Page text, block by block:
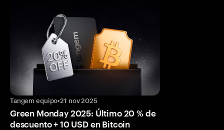
Tangem equipo•21 nov 2025
Green Monday 2025: Último 20 % de
descuento + 10 USD en Bitcoin